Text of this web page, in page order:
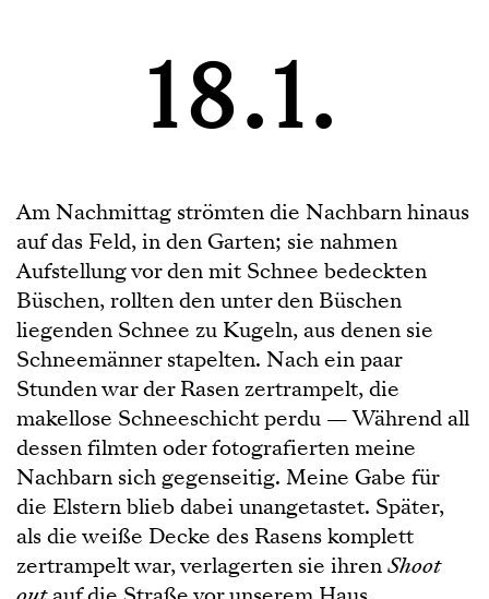
18.1.
Am Nachmittag strömten die Nachbarn hinaus
auf das Feld, in den Garten; sie nahmen
Aufstellung vor den mit Schnee bedeckten
Büschen, rollten den unter den Büschen
liegenden Schnee zu Kugeln, aus denen sie
Schneemänner stapelten. Nach ein paar
Stunden war der Rasen zertrampelt, die
makellose Schneeschicht perdu — Während all
dessen filmten oder fotografierten meine
Nachbarn sich gegenseitig. Meine Gabe für
die Elstern blieb dabei unangetastet. Später,
als die weiße Decke des Rasens komplett
zertrampelt war, verlagerten sie ihrenShoot